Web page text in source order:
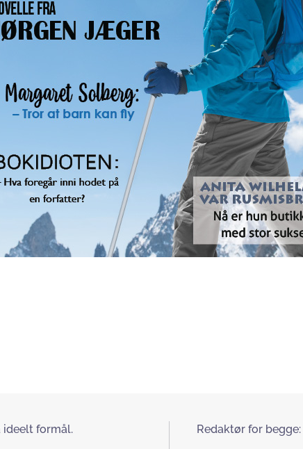
ideelt formål. Redaktør for begge: